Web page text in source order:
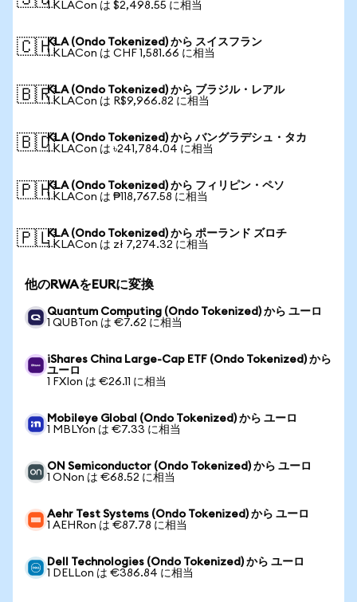
1 KLACon は $2,498.55 に相当
🇨🇭KLA (Ondo Tokenized) から スイスフラン
1 KLACon は CHF 1,581.66 に相当
🇧🇷KLA (Ondo Tokenized) から ブラジル・レアル
1 KLACon は R$9,966.82 に相当
🇧🇩KLA (Ondo Tokenized) から バングラデシュ・タカ
1 KLACon は ৳241,784.04 に相当
🇵🇭KLA (Ondo Tokenized) から フィリピン・ペソ
1 KLACon は ₱118,767.58 に相当
🇵🇱KLA (Ondo Tokenized) から ポーランド ズロチ
1 KLACon は zł 7,274.32 に相当
他のRWAをEURに変換
Quantum Computing (Ondo Tokenized) から ユーロ
1 QUBTon は €7.62 に相当
iShares China Large-Cap ETF (Ondo Tokenized) から
ユーロ
1 FXIon は €26.11 に相当
Mobileye Global (Ondo Tokenized) から ユーロ
1 MBLYon は €7.33 に相当
ON Semiconductor (Ondo Tokenized) から ユーロ
1 ONon は €68.52 に相当
Aehr Test Systems (Ondo Tokenized) から ユーロ
1 AEHRon は €87.78 に相当
Dell Technologies (Ondo Tokenized) から ユーロ
1 DELLon は €386.84 に相当